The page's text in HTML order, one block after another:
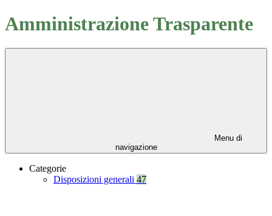
Amministrazione Trasparente
Menu di
navigazione
Categorie
Disposizioni generali 47